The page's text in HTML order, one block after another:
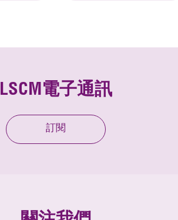
LSCM電子通訊
訂閱